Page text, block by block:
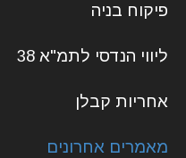
פיקוח בניה
ליווי הנדסי לתמ"א 38
אחריות קבלן
מאמרים אחרונים